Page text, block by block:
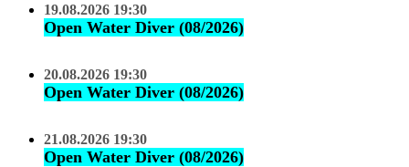
19.08.2026 19:30
Open Water Diver (08/2026)
20.08.2026 19:30
Open Water Diver (08/2026)
21.08.2026 19:30
Open Water Diver (08/2026)